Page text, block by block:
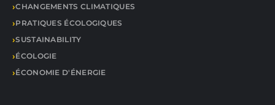
CHANGEMENTS CLIMATIQUES
PRATIQUES ÉCOLOGIQUES
SUSTAINABILITY
ÉCOLOGIE
ÉCONOMIE D'ÉNERGIE